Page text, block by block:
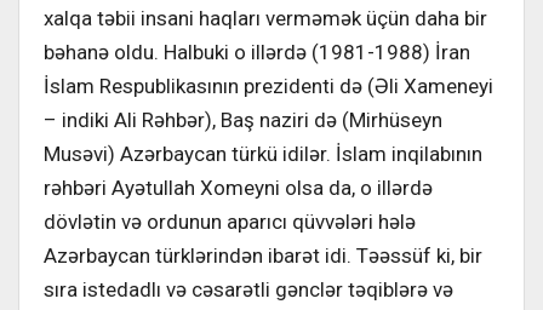
xalqa təbii insani haqları verməmək üçün daha bir
bəhanə oldu. Halbuki o illərdə (1981-1988) İran
İslam Respublikasının prezidenti də (Əli Xameneyi
– indiki Ali Rəhbər), Baş naziri də (Mirhüseyn
Musəvi) Azərbaycan türkü idilər. İslam inqilabının
rəhbəri Ayətullah Xomeyni olsa da, o illərdə
dövlətin və ordunun aparıcı qüvvələri hələ
Azərbaycan türklərindən ibarət idi. Təəssüf ki, bir
sıra istedadlı və cəsarətli gənclər təqiblərə və